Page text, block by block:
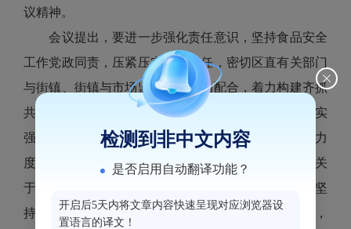
议精神。
会议提出，要进一步强化责任意识，坚持食品安全
工作党政同责，压紧压实属地责任，密切区直有关部门
与街镇、街镇与市场监管所的联动配合，着力构建齐抓
共管的食品安全工作格局；进一步加大执法力度，切实
强化食品安全执法，加大食品生产经营违法行为处罚力
度，同时，要善于倾听群众呼声，及时处理反馈群众关
于食品安全问题的举报投诉。进一步创新工作方法，坚
持解放思想、改革创新，着力构建食品安全信用体系，
检测到非中文内容
是否启用自动翻译功能？
开启后5天内将文章内容快速呈现对应浏览器设
置语言的译文！